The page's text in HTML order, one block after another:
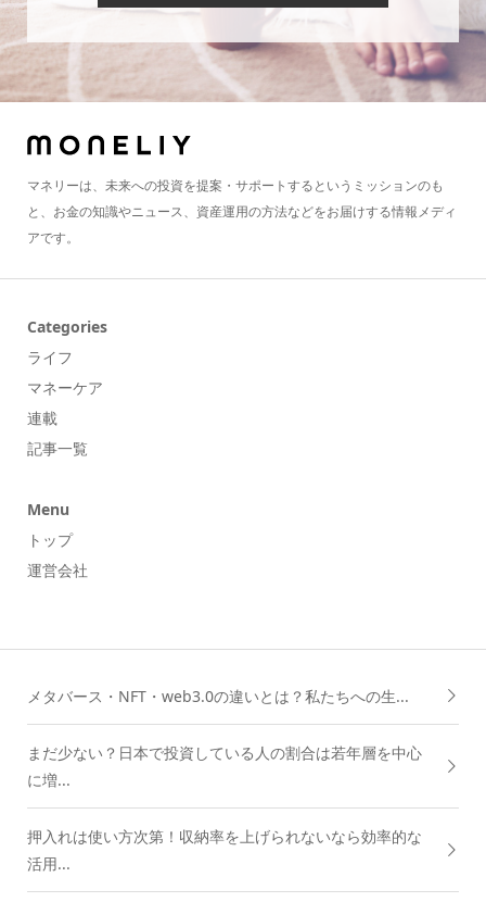
マネリーは、未来への投資を提案・サポートするというミッションのも
と、お金の知識やニュース、資産運用の方法などをお届けする情報メディ
アです。
Categories
ライフ
マネーケア
連載
記事一覧
Menu
トップ
運営会社
メタバース・NFT・web3.0の違いとは？私たちへの生...
まだ少ない？日本で投資している人の割合は若年層を中心
に増...
押入れは使い方次第！収納率を上げられないなら効率的な
活用...